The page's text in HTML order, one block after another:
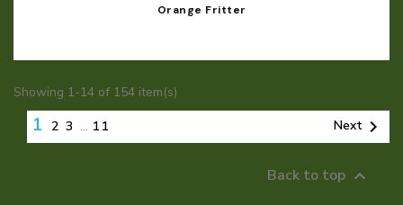
Orange Fritter
Showing 1-14 of 154 item(s)
1 2 3 … 11 Next 
Back to top 